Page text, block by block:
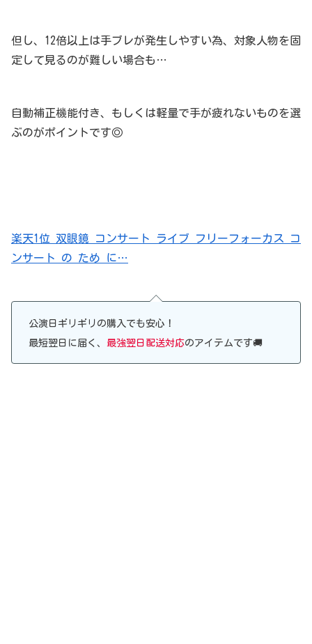
但し、12倍以上は手ブレが発生しやすい為、対象人物を固
定して見るのが難しい場合も…
自動補正機能付き、もしくは軽量で手が疲れないものを選
ぶのがポイントです◎
楽天1位 双眼鏡 コンサート ライブ フリーフォーカス コ
ンサート の ため に…
公演日ギリギリの購入でも安心！
最短翌日に届く、 最強翌日配送対応のアイテムです🚚